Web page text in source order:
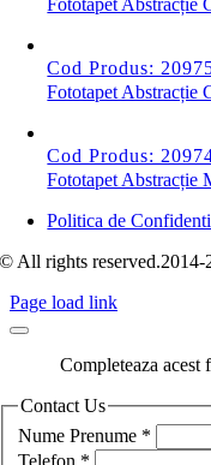
Fototapet Abstracție
Cod Produs:
Fototapet Abstracție
Cod Produs:
Fototapet Abstracție
Politica de
© All rights reserved.2014-
Page load link
Completeaza
Contact Us
Nume Prenume *
Telefon *